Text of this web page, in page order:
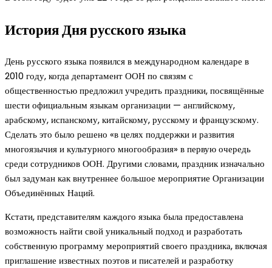
История Дня русского языка
День русского языка появился в международном календаре в
2010 году, когда департамент ООН по связям с
общественностью предложил учредить праздники, посвящённые
шести официальным языкам организации — английскому,
арабскому, испанскому, китайскому, русскому и французскому.
Сделать это было решено «в целях поддержки и развития
многоязычия и культурного многообразия» в первую очередь
среди сотрудников ООН. Другими словами, праздник изначально
был задуман как внутреннее большое мероприятие Организации
Объединённых Наций.
Кстати, представителям каждого языка была предоставлена
возможность найти свой уникальный подход и разработать
собственную программу мероприятий своего праздника, включая
приглашение известных поэтов и писателей и разработку